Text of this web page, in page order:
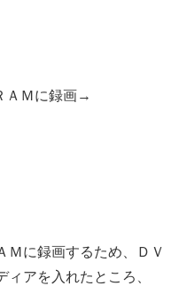
ＡＭに録画→
Ｍに録画するため、ＤＶ
アを入れたところ、